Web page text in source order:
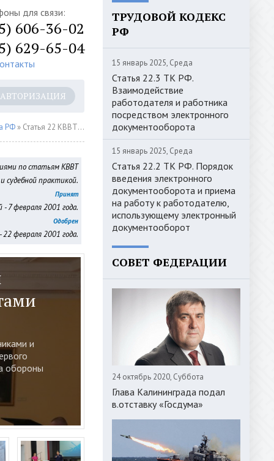
для связи:
606-36-02
629-65-04
АВТОРИЗАЦИЯ
РФ » Статья 22 КВВТ РФ. Ответственность за использование незарегистрированного судна и нарушение правил государственной регистрации судов
по статьям КВВТ
судебной практикой.
Принят
- 7 февраля 2001 года.
Одобрен
февраля 2001 года.
к
на
ТРУДОВОЙ КОДЕКС
РФ
15 январь 2025, Среда
Статья 22.3 ТК РФ.
Взаимодействие
работодателя и работника
посредством электронного
документооборота
15 январь 2025, Среда
Статья 22.2 ТК РФ. Порядок
введения электронного
документооборота и приема
на работу к работодателю,
использующему электронный
документооборот
СОВЕТ ФЕДЕРАЦИИ
24 октябрь 2020, Суббота
Глава Калининграда подал
в.отставку «Госдума»